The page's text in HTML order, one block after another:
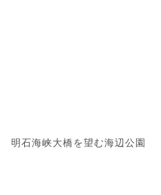
明石海峡大橋を望む海辺公園